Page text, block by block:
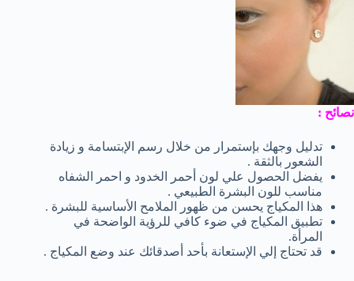
نصائح :
تدليل وجهك بإستمرار من خلال رسم الإبتسامة و زيادة
الشعور بالثقة .
يفضل الحصول علي لون أحمر الخدود و احمر الشفاه
مناسب للون البشرة الطبيعي .
هذا المكياج يحسن من ظهور الملامح الأساسية للبشرة .
تطبيق المكياج في ضوء كافي للرؤية الواضحة في
المرأة.
قد تحتاج إلي الإستعانة بأحد أصدقائك عند وضع المكياج .